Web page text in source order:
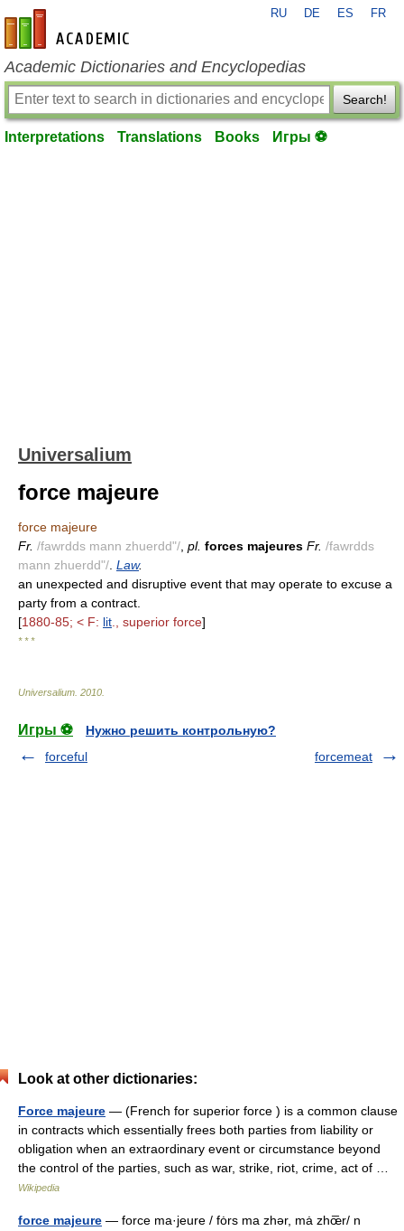
en-academic.com
RU DE ES FR
Academic Dictionaries and Encyclopedias
Search!
Interpretations Translations Books Игры ⚽
Universalium
force majeure
force majeure
Fr. /fawrdds mann zhuerdd"/ pl. forces majeures Fr. /fawrdds
mann zhuerdd"/ Law.
an unexpected and disruptive event that may operate to excuse a
party from a contract.
[1880-85; < F: lit ., superior force]
* * *
Universalium 2010
Игры ⚽
Нужно решить контрольную?
forceful
forcemeat
Look at other dictionaries:
Force majeure — (French for superior force ) is a common clause
in contracts which essentially frees both parties from liability or
obligation when an extraordinary event or circumstance beyond
the control of the parties, such as war, strike, riot, crime, act of …
Wikipedia
force majeure — force ma·jeure / fȯrs ma zhər, mȧ zhœ̅r/ n